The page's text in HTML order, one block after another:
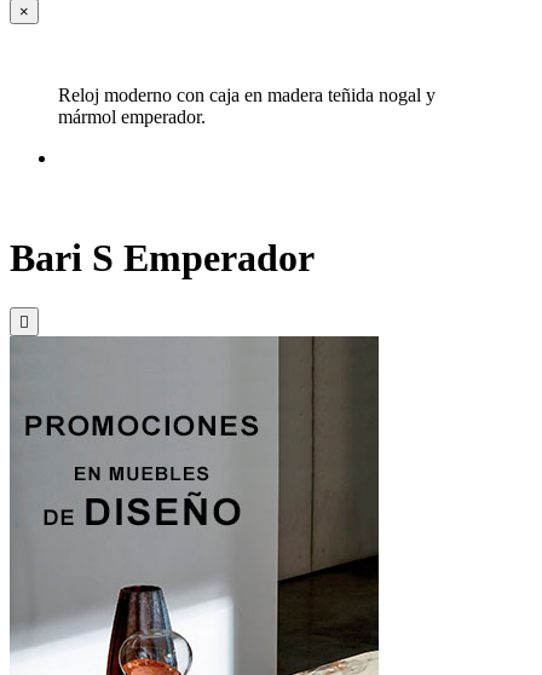
×
Reloj moderno con caja en madera teñida nogal y
mármol emperador.
Bari S Emperador
